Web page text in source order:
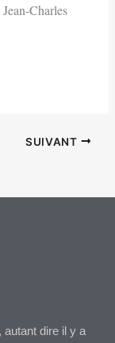
Charles
SUIVANT
autant dire il y a